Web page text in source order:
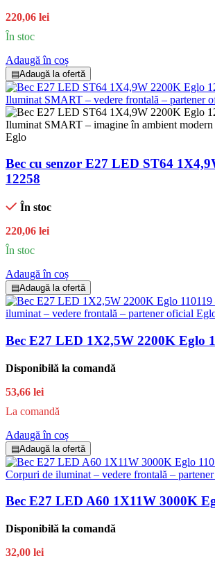
220,06 lei
În stoc
Adaugă în coș
▤Adaugă la ofertă
Bec cu senzor E27 LED ST64
12258
În stoc
220,06 lei
În stoc
Adaugă în coș
▤Adaugă la ofertă
Bec E27 LED 1X2,5W 2200K Eglo
Disponibilă la comandă
53,66 lei
La comandă
Adaugă în coș
▤Adaugă la ofertă
Bec E27 LED A60 1X11W 3000K
Disponibilă la comandă
32,00 lei